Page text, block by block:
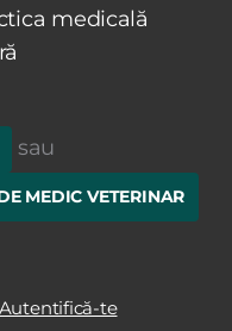
medicală
sau
MEDIC VETERINAR
Autentifică-te